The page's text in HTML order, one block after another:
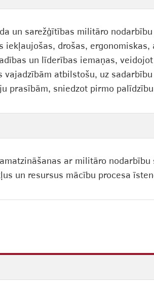
un sarežģītības militāro
iekļaujošas, drošas,
un līderības iemaņas,
vajadzībām atbilstošu, uz
prasībām, sniedzot pirmo
ar militāro
un resursus mācību procesa